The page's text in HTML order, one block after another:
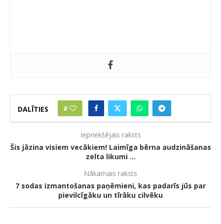
DALĪTIES 0
Iepriekšējais raksts
Šis jāzina visiem vecākiem! Laimīga bērna audzināšanas
zelta likumi …
Nākamais raksts
7 sodas izmantošanas paņēmieni, kas padarīs jūs par
pievilcīgāku un tīrāku cilvēku